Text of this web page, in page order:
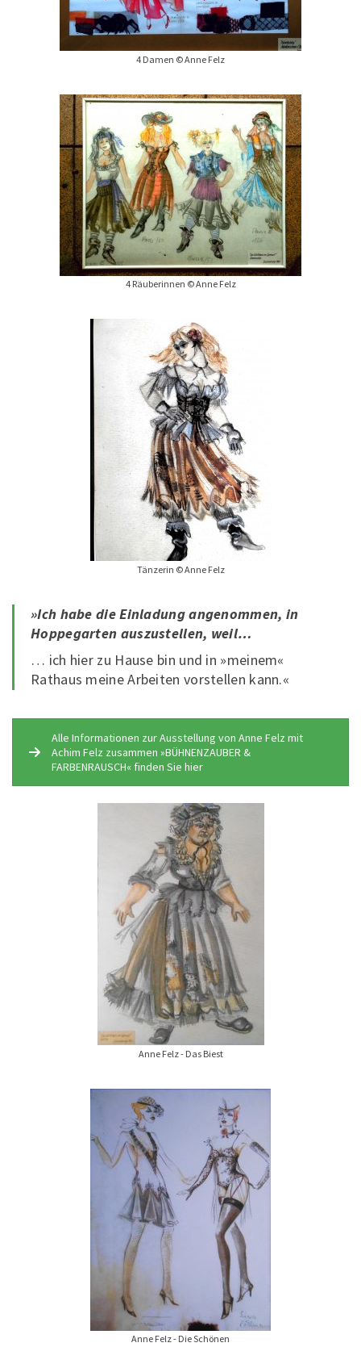
4 Damen © Anne Felz
4 Räuberinnen © Anne Felz
Tänzerin © Anne Felz
»Ich habe die Einladung angenommen, in
Hoppegarten auszustellen, weil…
… ich hier zu Hause bin und in »meinem«
Rathaus meine Arbeiten vorstellen kann.«
Alle Informationen zur Ausstellung von Anne Felz mit
Achim Felz zusammen »BÜHNENZAUBER &
FARBENRAUSCH« finden Sie hier
Anne Felz - Das Biest
Anne Felz - Die Schönen